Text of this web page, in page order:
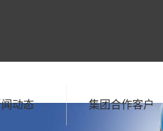
动态 集团合作客户